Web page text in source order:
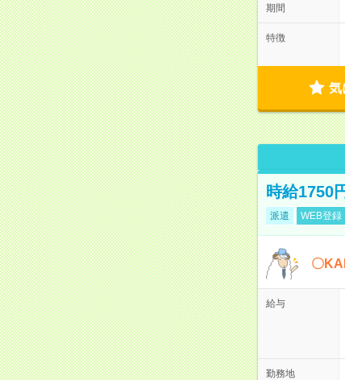
期間
特徴
気
時給1750
派遣 WEB登録
〇
給与
勤務地